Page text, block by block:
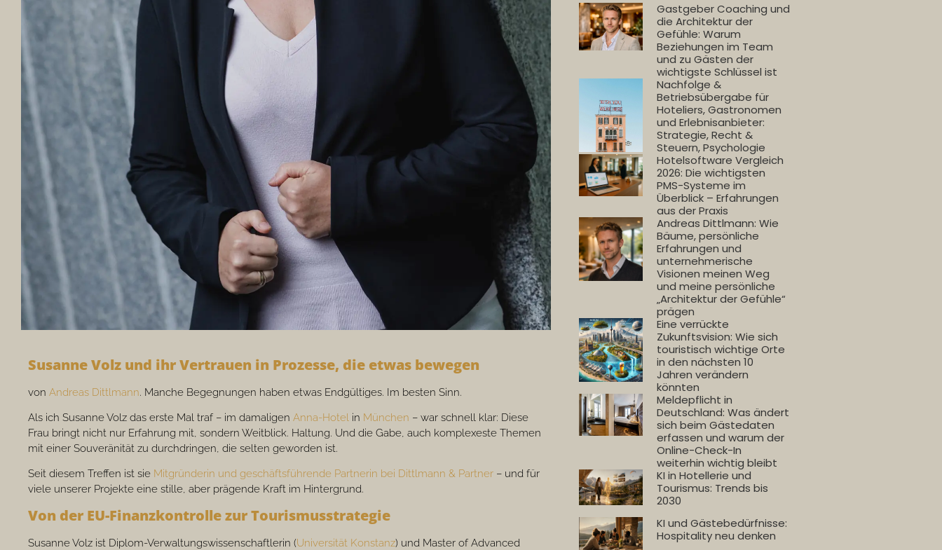
Susanne Volz und ihr Vertrauen in Prozesse, die etwas bewegen
von Andreas Dittlmann. Manche Begegnungen haben etwas Endgültiges. Im besten Sinn.
Als ich Susanne Volz das erste Mal traf – im damaligen Anna-Hotel in München – war schnell klar: Diese
Frau bringt nicht nur Erfahrung mit, sondern Weitblick. Haltung. Und die Gabe, auch komplexeste Themen
mit einer Souveränität zu durchdringen, die selten geworden ist.
Seit diesem Treffen ist sie Mitgründerin und geschäftsführende Partnerin bei Dittlmann & Partner – und für
viele unserer Projekte eine stille, aber prägende Kraft im Hintergrund.
Von der EU-Finanzkontrolle zur Tourismusstrategie
Susanne Volz ist Diplom-Verwaltungswissenschaftlerin (Universität Konstanz) und Master of Advanced
Gastgeber Coaching und
die Architektur der
Gefühle: Warum
Beziehungen im Team
und zu Gästen der
wichtigste Schlüssel ist
Nachfolge &
Betriebsübergabe für
Hoteliers, Gastronomen
und Erlebnisanbieter:
Strategie, Recht &
Steuern, Psychologie
Hotelsoftware Vergleich
2026: Die wichtigsten
PMS-Systeme im
Überblick – Erfahrungen
aus der Praxis
Andreas Dittlmann: Wie
Bäume, persönliche
Erfahrungen und
unternehmerische
Visionen meinen Weg
und meine persönliche
„Architektur der Gefühle“
prägen
Eine verrückte
Zukunftsvision: Wie sich
touristisch wichtige Orte
in den nächsten 10
Jahren verändern
könnten
Meldepflicht in
Deutschland: Was ändert
sich beim Gästedaten
erfassen und warum der
Online-Check-In
weiterhin wichtig bleibt
KI in Hotellerie und
Tourismus: Trends bis
2030
KI und Gästebedürfnisse:
Hospitality neu denken